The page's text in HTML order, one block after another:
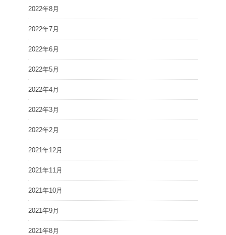
2022年8月
2022年7月
2022年6月
2022年5月
2022年4月
2022年3月
2022年2月
2021年12月
2021年11月
2021年10月
2021年9月
2021年8月